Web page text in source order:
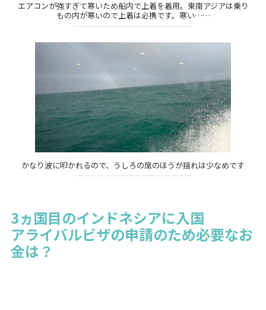
エアコンが強すぎて寒いため船内で上着を着用。東南アジアは乗り
もの内が寒いので上着は必携です。寒い……
かなり波に叩かれるので、うしろの席のほうが揺れは少なめです
3ヵ国目のインドネシアに入国
アライバルビザの申請のため必要なお
金は？